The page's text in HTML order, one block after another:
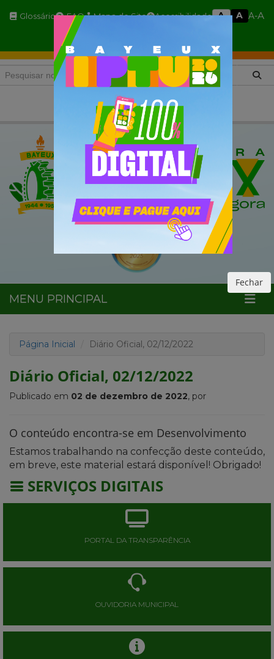
Glossário FAQ Mapa do Site Acessibilidade A A A-A
MENU PRINCIPAL
Página Inicial Diário Oficial, 02/12/2022
Diário Oficial, 02/12/2022
Publicado em 02 de dezembro de 2022, por
O conteúdo encontra-se em Desenvolvimento
Estamos trabalhando na confecção deste conteúdo,
em breve, este material estará disponível! Obrigado!
SERVIÇOS DIGITAIS
PORTAL DA TRANSPARÊNCIA
OUVIDORIA MUNICIPAL
Fechar